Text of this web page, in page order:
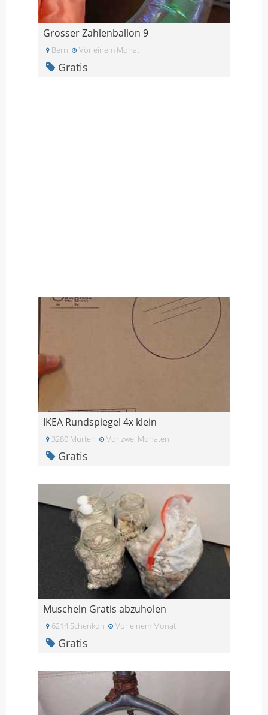
Grosser Zahlenballon 9
Bern Vor einem Monat
Gratis
IKEA Rundspiegel 4x klein
3280 Murten Vor zwei Monaten
Gratis
Muscheln Gratis abzuholen
6214 Schenkon Vor einem Monat
Gratis